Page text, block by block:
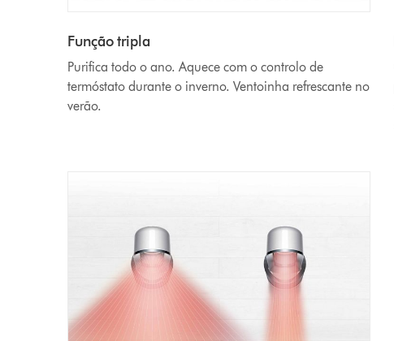
Função tripla
Purifica todo o ano. Aquece com o controlo de
termóstato durante o inverno. Ventoinha refrescante no
verão.